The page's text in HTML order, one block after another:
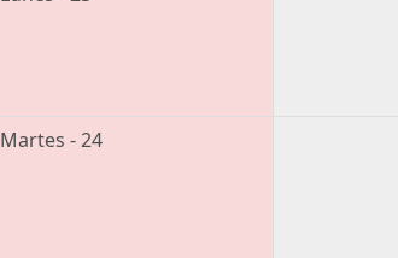
Martes - 24